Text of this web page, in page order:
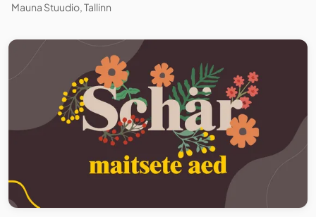
Mauna Stuudio, Tallinn